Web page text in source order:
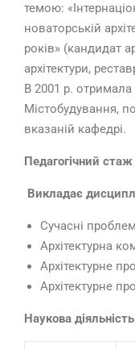
темою:
новаторській
років» (кандидат
архітектури,
В 2001 р.
Містобудування,
вказаній кафедрі.
Педагогічний стаж
Викладає
Сучасні
Архітектурна
Архітектурне
Архітектурне
Наукова